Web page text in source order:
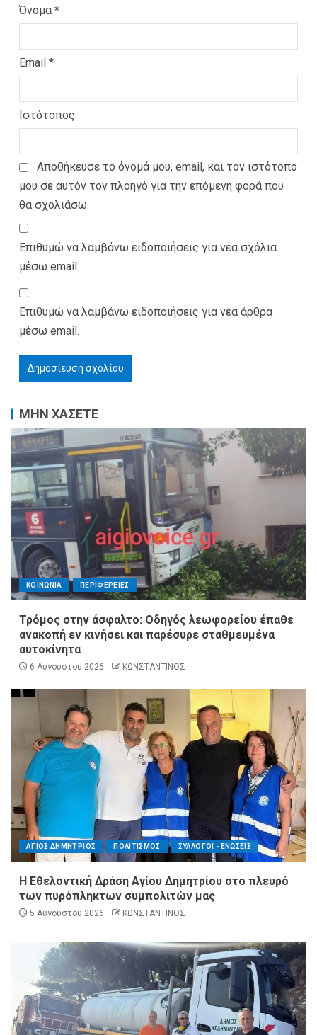
Όνομα *
Email *
Ιστότοπος
Αποθήκευσε το όνομά μου, email, και τον ιστότοπο
μου σε αυτόν τον πλοηγό για την επόμενη φορά που
θα σχολιάσω.
Επιθυμώ να λαμβάνω ειδοποιήσεις για νέα σχόλια
μέσω email.
Επιθυμώ να λαμβάνω ειδοποιήσεις για νέα άρθρα
μέσω email.
ΜΗΝ ΧΑΣΕΤΕ
ΚΟΙΝΩΝΙΑ ΠΕΡΙΦΕΡΕΙΕΣ
Τρόμος στην άσφαλτο: Οδηγός λεωφορείου έπαθε
ανακοπή εν κινήσει και παρέσυρε σταθμευμένα
αυτοκίνητα
6 Αυγούστου 2026 ΚΩΝΣΤΑΝΤΙΝΟΣ
ΑΓΙΟΣ ΔΗΜΗΤΡΙΟΣ ΠΟΛΙΤΙΣΜΟΣ ΣΥΛΛΟΓΟΙ - ΕΝΩΣΕΙΣ
Η Εθελοντική Δράση Αγίου Δημητρίου στο πλευρό
των πυρόπληκτων συμπολιτών μας
5 Αυγούστου 2026 ΚΩΝΣΤΑΝΤΙΝΟΣ